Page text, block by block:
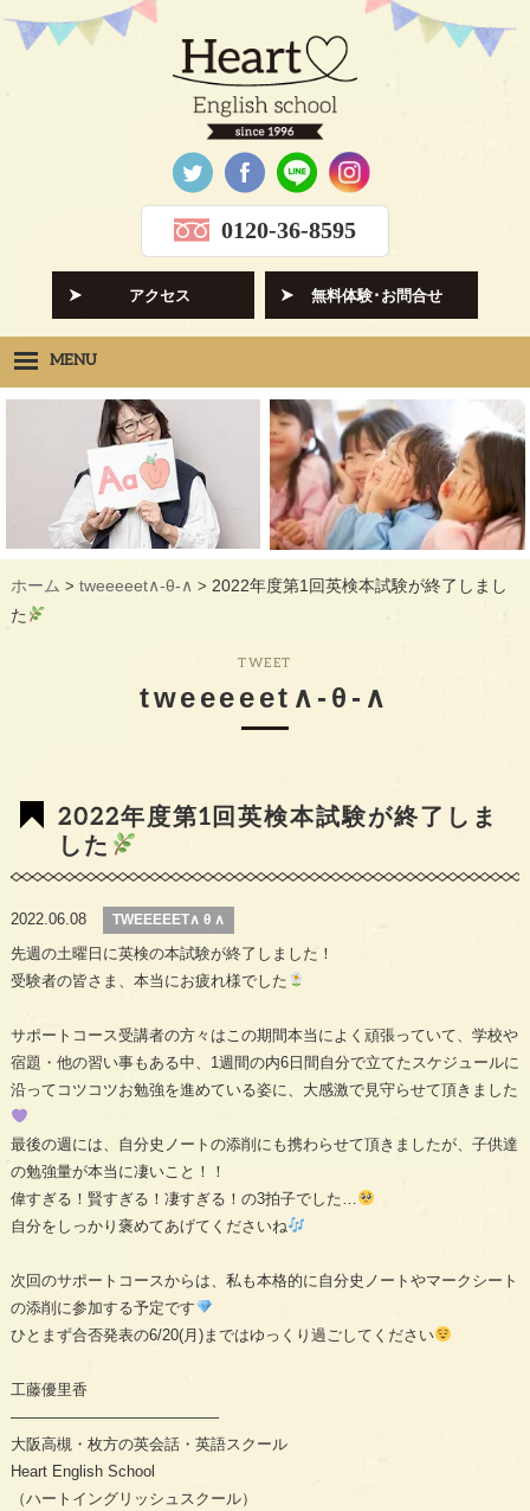
0120-36-8595
アクセス 無料体験･お問合せ
MENU
Heartの想い HOPE
クラス紹介 CLASS
先生紹介 INSTRUCTORS
ギャラリー GALLERY
教室概要
TOPICS
ホーム > tweeeeet∧-θ-∧ > 2022年度第1回英検本試験が終了しまし
た
TWEET
tweeeeet∧-θ-∧
2022年度第1回英検本試験が終了しま
した
2022.06.08 TWEEEEET∧ θ ∧
先週の土曜日に英検の本試験が終了しました！
受験者の皆さま、本当にお疲れ様でした
サポートコース受講者の方々はこの期間本当によく頑張っていて、学校や
宿題・他の習い事もある中、1週間の内6日間自分で立てたスケジュールに
沿ってコツコツお勉強を進めている姿に、大感激で見守らせて頂きました
最後の週には、自分史ノートの添削にも携わらせて頂きましたが、子供達
の勉強量が本当に凄いこと！！
偉すぎる！賢すぎる！凄すぎる！の3拍子でした…
自分をしっかり褒めてあげてくださいね
次回のサポートコースからは、私も本格的に自分史ノートやマークシート
の添削に参加する予定です
ひとまず合否発表の6/20(月)まではゆっくり過ごしてください
工藤優里香
—————————————–
大阪高槻・枚方の英会話・英語スクール
Heart English School
（ハートイングリッシュスクール）